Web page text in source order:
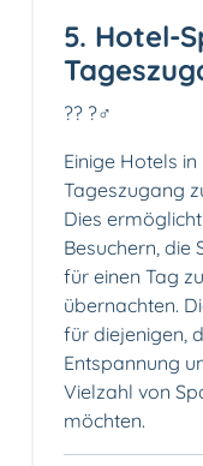
5. Hotel-
?? ?‍♂️
Einige Hotels
Tageszugang
Dies
Besuchern, die
für einen Tag
übernachten.
für diejenigen,
Entspannung
Vielzahl von
möchten.